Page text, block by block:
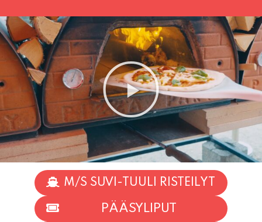
M/S SUVI-TUULI RISTEILYT
PÄÄSYLIPUT
KEIKKABUSSI